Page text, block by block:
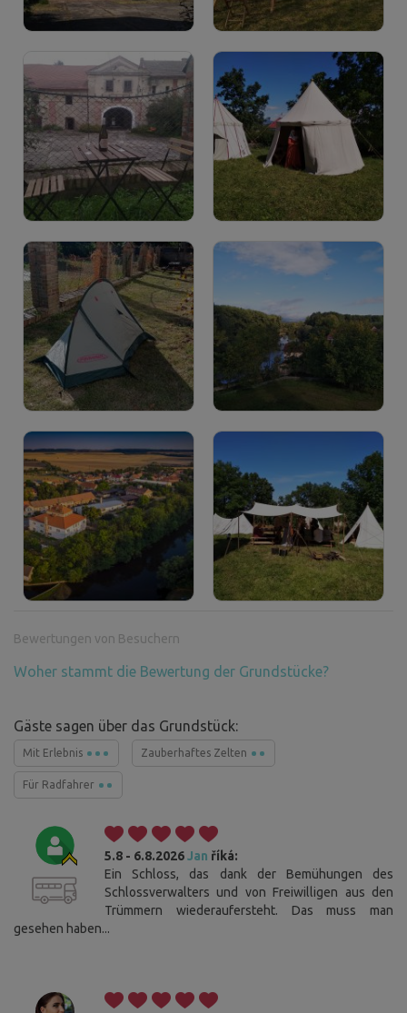
Bewertungen von Besuchern
Woher stammt die Bewertung der Grundstücke?
Gäste sagen über das Grundstück:
Mit Erlebnis Zauberhaftes Zelten
Für Radfahrer
5.8 - 6.8.2026Jan říká:
Ein Schloss, das dank der Bemühungen des
Schlossverwalters und von Freiwilligen aus den
Trümmern wiederaufersteht. Das muss man
gesehen haben...